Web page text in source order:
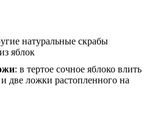
: в тертое сочное яблоко влить
две ложки растопленного на